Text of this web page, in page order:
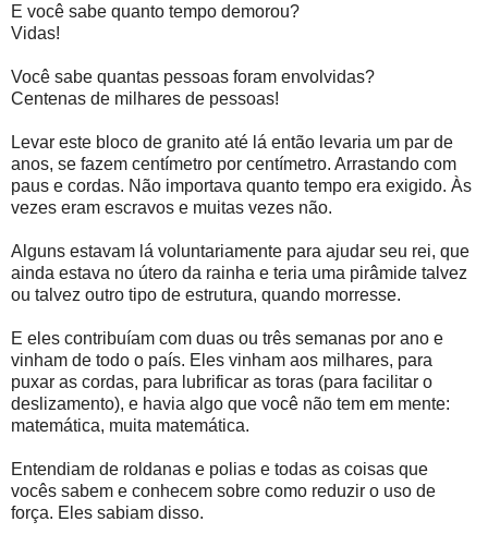
E você sabe quanto tempo demorou?
Vidas!
Você sabe quantas pessoas foram envolvidas?
Centenas de milhares de pessoas!
Levar este bloco de granito até lá então levaria um par de
anos, se fazem centímetro por centímetro. Arrastando com
paus e cordas. Não importava quanto tempo era exigido. Às
vezes eram escravos e muitas vezes não.
Alguns estavam lá voluntariamente para ajudar seu rei, que
ainda estava no útero da rainha e teria uma pirâmide talvez
ou talvez outro tipo de estrutura, quando morresse.
E eles contribuíam com duas ou três semanas por ano e
vinham de todo o país. Eles vinham aos milhares, para
puxar as cordas, para lubrificar as toras (para facilitar o
deslizamento), e havia algo que você não tem em mente:
matemática, muita matemática.
Entendiam de roldanas e polias e todas as coisas que
vocês sabem e conhecem sobre como reduzir o uso de
força. Eles sabiam disso.